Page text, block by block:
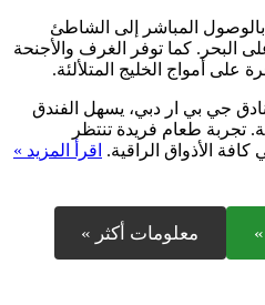
المباشر إلى الشاطئ
البحر. كما توفر الغرف والأجنحة
على أمواج الخليج المتلألئة.
جي بي ار دبي، يسهل الفندق
تجربة طعام فريدة تنتظر
الأذواق الراقية. اقرأ المزيد »
معلومات أكثر »